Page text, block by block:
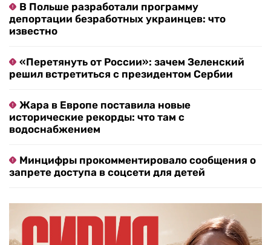
В Польше разработали программу
депортации безработных украинцев: что
известно
«Перетянуть от России»: зачем Зеленский
решил встретиться с президентом Сербии
Жара в Европе поставила новые
исторические рекорды: что там с
водоснабжением
Минцифры прокомментировало сообщения о
запрете доступа в соцсети для детей